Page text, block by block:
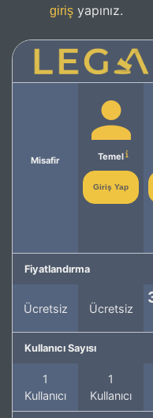
giriş yapınız.
Misafir Temel
Giriş Yap
Fiyatlandırma
Ücretsiz Ücretsiz
Kullanıcı Sayısı
1
Kullanıcı
1
Kullanıcı